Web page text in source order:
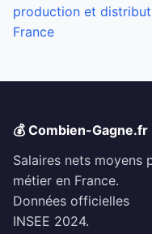
production et
France
💰 Combien-Gagne.fr
Salaires nets moyens
métier en France.
Données officielles
INSEE 2024.